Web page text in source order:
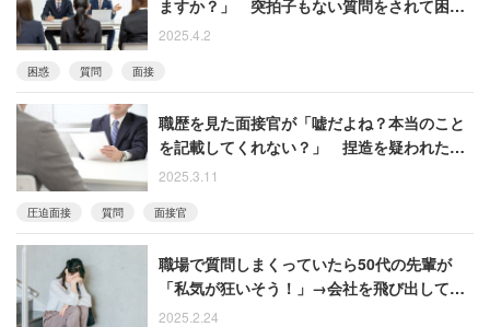
ますか？」 突拍子もない質問をされて困惑
した人たち
2025.4.2
困惑 質問 面接
職歴を見た面接官が「嘘だよね？本当のこと
を記載してくれない？」 捏造を疑われた男
性の怒り【再配信】
2025.3.11
圧迫面接 質問 面接官
職場で質問しまくっていたら50代の先輩が
「私気が狂いそう！」→会社を飛び出して１
週間休養、投稿に衝撃走る
2025.2.24